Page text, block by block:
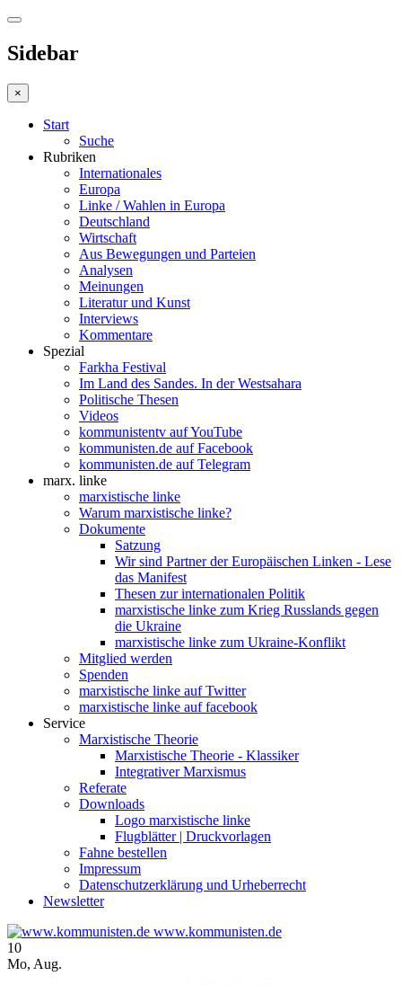
Sidebar
×
Start
Suche
Rubriken
Internationales
Europa
Linke / Wahlen in Europa
Deutschland
Wirtschaft
Aus Bewegungen und Parteien
Analysen
Meinungen
Literatur und Kunst
Interviews
Kommentare
Spezial
Farkha Festival
Im Land des Sandes. In der Westsahara
Politische Thesen
Videos
kommunistentv auf YouTube
kommunisten.de auf Facebook
kommunisten.de auf Telegram
marx. linke
marxistische linke
Warum marxistische linke?
Dokumente
Satzung
Wir sind Partner der Europäischen Linken - Lese
das Manifest
Thesen zur internationalen Politik
marxistische linke zum Krieg Russlands gegen
die Ukraine
marxistische linke zum Ukraine-Konflikt
Mitglied werden
Spenden
marxistische linke auf Twitter
marxistische linke auf facebook
Service
Marxistische Theorie
Marxistische Theorie - Klassiker
Integrativer Marxismus
Referate
Downloads
Logo marxistische linke
Flugblätter | Druckvorlagen
Fahne bestellen
Impressum
Datenschutzerklärung und Urheberrecht
Newsletter
www.kommunisten.de
10
Mo, Aug.